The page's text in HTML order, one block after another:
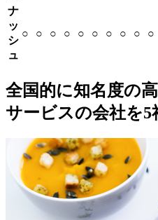
ナ
ッ
シ
ュ
○ ○ ○ ○ ○ ○ ○ ○ ○ ○
全国的に知名度の
サービスの会社を5